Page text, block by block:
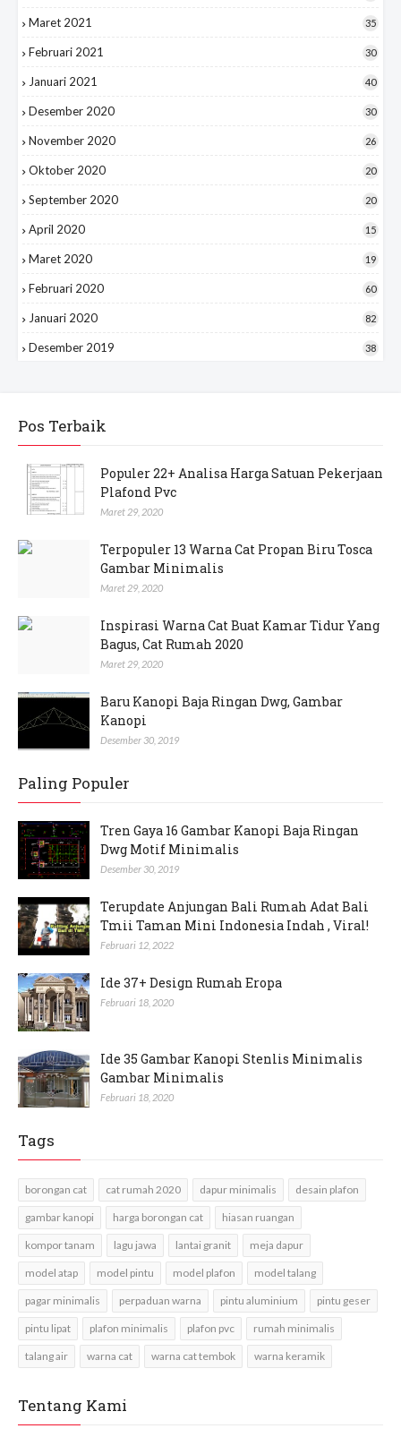
Maret 2021 35
Februari 2021 30
Januari 2021 40
Desember 2020 30
November 2020 26
Oktober 2020 20
September 2020 20
April 2020 15
Maret 2020 19
Februari 2020 60
Januari 2020 82
Desember 2019 38
Pos Terbaik
Populer 22+ Analisa Harga Satuan Pekerjaan
Plafond Pvc
Maret 29, 2020
Terpopuler 13 Warna Cat Propan Biru Tosca
Gambar Minimalis
Maret 29, 2020
Inspirasi Warna Cat Buat Kamar Tidur Yang
Bagus, Cat Rumah 2020
Maret 29, 2020
Baru Kanopi Baja Ringan Dwg, Gambar
Kanopi
Desember 30, 2019
Paling Populer
Tren Gaya 16 Gambar Kanopi Baja Ringan
Dwg Motif Minimalis
Desember 30, 2019
Terupdate Anjungan Bali Rumah Adat Bali
Tmii Taman Mini Indonesia Indah , Viral!
Februari 12, 2022
Ide 37+ Design Rumah Eropa
Februari 18, 2020
Ide 35 Gambar Kanopi Stenlis Minimalis
Gambar Minimalis
Februari 18, 2020
Tags
borongan cat cat rumah 2020 dapur minimalis desain plafon
gambar kanopi harga borongan cat hiasan ruangan
kompor tanam lagu jawa lantai granit meja dapur
model atap model pintu model plafon model talang
pagar minimalis perpaduan warna pintu aluminium pintu geser
pintu lipat plafon minimalis plafon pvc rumah minimalis
talang air warna cat warna cat tembok warna keramik
Tentang Kami